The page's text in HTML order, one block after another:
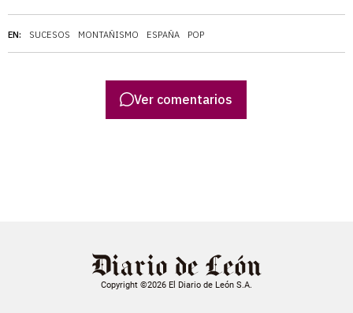
EN: SUCESOS MONTAÑISMO ESPAÑA POP
Ver comentarios
Copyright ©2026 El Diario de León S.A.